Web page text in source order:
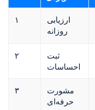
۱
ارزیابی
روزانه
۲
ثبت
احساسات
۳
مشورت
حرفه‌ای